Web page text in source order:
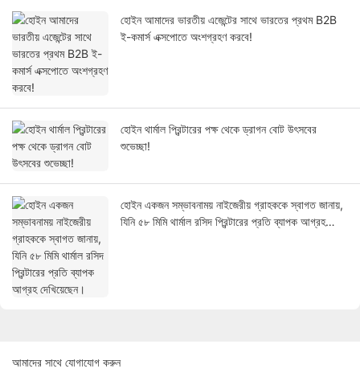
হোইন আমাদের ভারতীয় এজেন্টের সাথে ভারতের প্রথম B2B
ই-কমার্স এক্সপোতে অংশগ্রহণ করবে!
হোইন থার্মাল প্রিন্টারের পক্ষ থেকে ড্রাগন বোট উৎসবের
শুভেচ্ছা!
হোইন একজন সম্ভাবনাময় নাইজেরীয় গ্রাহককে স্বাগত জানায়,
যিনি ৫৮ মিমি থার্মাল রসিদ প্রিন্টারের প্রতি ব্যাপক আগ্রহ
আমাদের সাথে যোগাযোগ করুন